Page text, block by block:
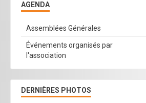
AGENDA
Assemblées Générales
Événements organisés par
l'association
DERNIÈRES PHOTOS